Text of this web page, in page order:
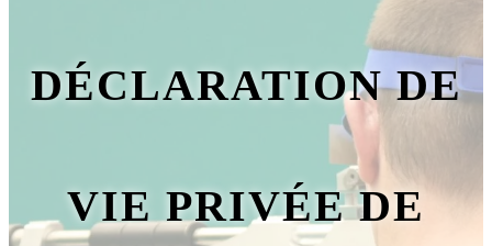
DÉCLARATION DE
VIE PRIVÉE DE